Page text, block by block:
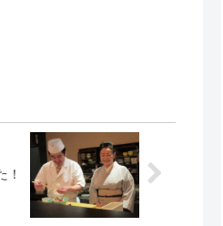
！